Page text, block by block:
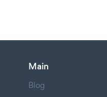
Main
Blog